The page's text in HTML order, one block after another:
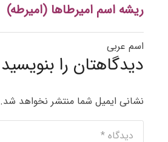
ریشه اسم امیرطاها (امیرطه)
اسم عربی
دیدگاهتان را بنویسید
نشانی ایمیل شما منتشر نخواهد شد.